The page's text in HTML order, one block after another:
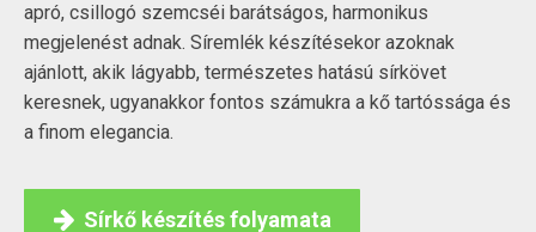
apró, csillogó szemcséi barátságos, harmonikus
megjelenést adnak. Síremlék készítésekor azoknak
ajánlott, akik lágyabb, természetes hatású sírkövet
keresnek, ugyanakkor fontos számukra a kő tartóssága és
a finom elegancia.
Sírkő készítés folyamata